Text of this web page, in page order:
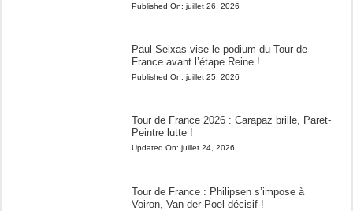
Published On: juillet 26, 2026
Paul Seixas vise le podium du Tour de
France avant l’étape Reine !
Published On: juillet 25, 2026
Tour de France 2026 : Carapaz brille, Paret-
Peintre lutte !
Updated On: juillet 24, 2026
Tour de France : Philipsen s’impose à
Voiron, Van der Poel décisif !